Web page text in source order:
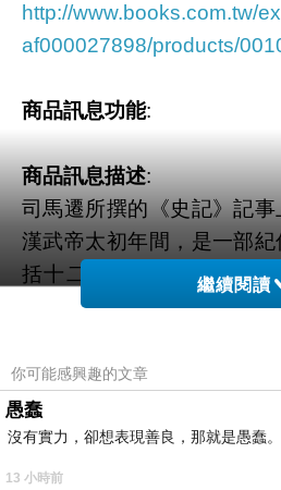
http://www.books.com.tw/
af000027898/products/
商品訊息功能:
商品訊息描述:
司馬遷所撰的《史記》記
漢武帝太初年間，是一部
括十二本紀、十表、八書
傳，共一百三十篇。它不
在中國史學與文學上的影響
史者幾乎無人不讀《史記》
全譯本，擁有多項特色：正
行的《史記》版本與校勘著
繼續閱讀
你可能感興趣的文章
愚蠢
沒有實力，卻想表現善良，那就是愚蠢。
13 小時前